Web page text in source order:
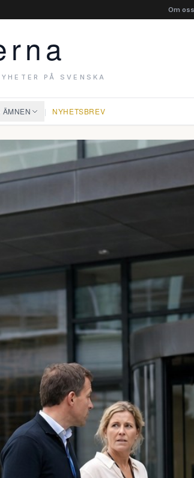
Om oss
PÅ SVENSKA
ÄMNEN | NYHETSBREV